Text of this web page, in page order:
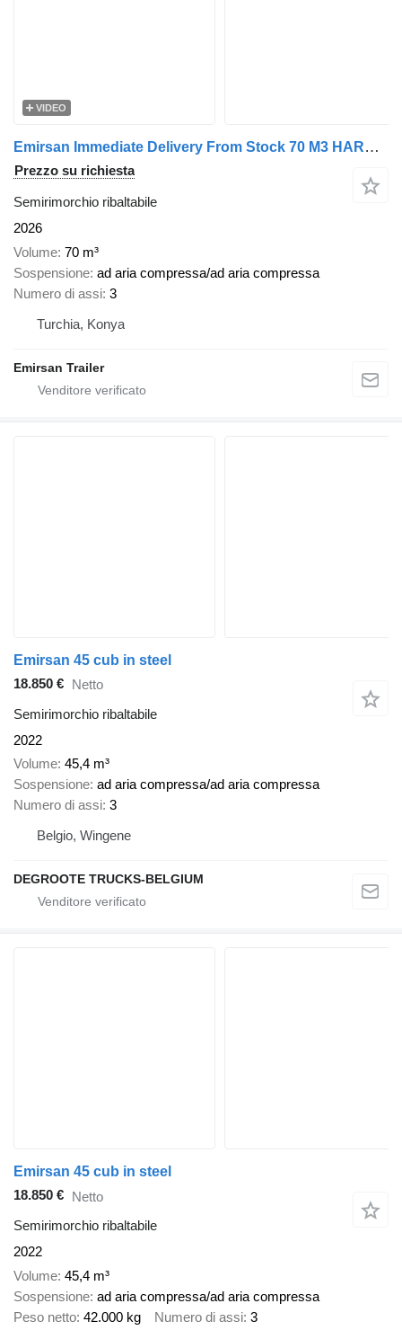
VIDEO
Emirsan Immediate Delivery From Stock 70 M3 HARDOX ACCORDION TIPPER
Prezzo su richiesta
Semirimorchio ribaltabile
2026
Volume 70 m³
Sospensione ad aria compressa/ad aria compressa
Numero di assi 3
Turchia, Konya
Emirsan Trailer
Emirsan 45 cub in steel
18.850 € Netto
Semirimorchio ribaltabile
2022
Volume 45,4 m³
Sospensione ad aria compressa/ad aria compressa
Numero di assi 3
Belgio, Wingene
DEGROOTE TRUCKS-BELGIUM
Emirsan 45 cub in steel
18.850 € Netto
Semirimorchio ribaltabile
2022
Volume 45,4 m³
Sospensione ad aria compressa/ad aria compressa
Peso netto 42.000 kg Numero di assi 3